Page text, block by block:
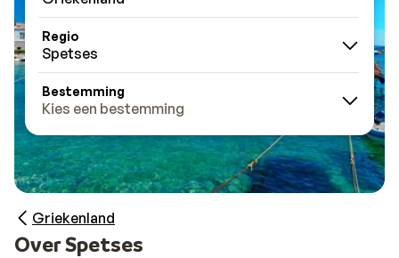
Regio
Spetses
Bestemming
Kies een bestemming
Griekenland
Over Spetses